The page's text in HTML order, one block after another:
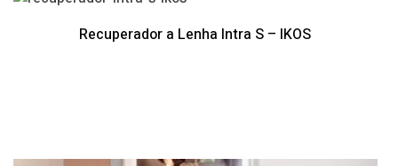
Recuperador a Lenha Intra S – IKOS